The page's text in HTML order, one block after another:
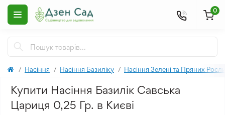
0
Насіння Насіння Базиліку Насіння Зелені та Пряних
Купити Насіння Базилік Савська
Цариця 0,25 Гр. в Києві